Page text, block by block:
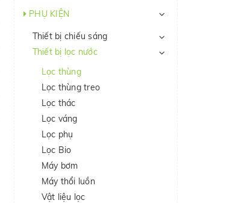
PHỤ KIỆN
Thiết bị chiếu sáng
Thiết bị lọc nước
Lọc thùng
Lọc thùng treo
Lọc thác
Lọc váng
Lọc phụ
Lọc Bio
Máy bơm
Máy thổi luồn
Vật liệu lọc